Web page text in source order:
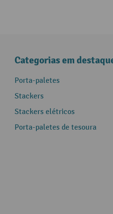
Categorias em
Porta-paletes
Stackers
Stackers elétricos
Porta-paletes de tesoura